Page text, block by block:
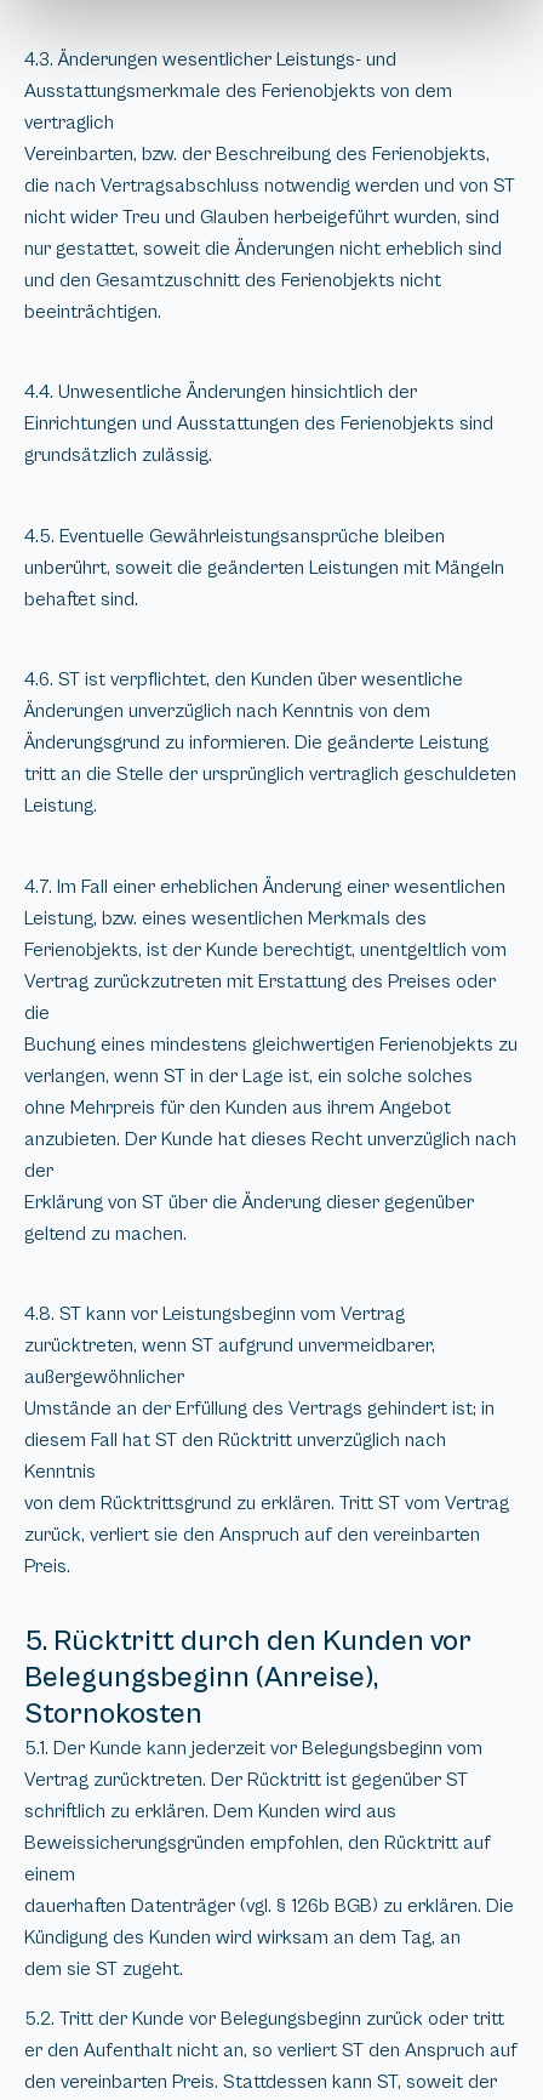
4.3. Änderungen wesentlicher Leistungs- und
Ausstattungsmerkmale des Ferienobjekts von dem
vertraglich
Vereinbarten, bzw. der Beschreibung des Ferienobjekts,
die nach Vertragsabschluss notwendig werden und von ST
nicht wider Treu und Glauben herbeigeführt wurden, sind
nur gestattet, soweit die Änderungen nicht erheblich sind
und den Gesamtzuschnitt des Ferienobjekts nicht
beeinträchtigen.
4.4. Unwesentliche Änderungen hinsichtlich der
Einrichtungen und Ausstattungen des Ferienobjekts sind
grundsätzlich zulässig.
4.5. Eventuelle Gewährleistungsansprüche bleiben
unberührt, soweit die geänderten Leistungen mit Mängeln
behaftet sind.
4.6. ST ist verpflichtet, den Kunden über wesentliche
Änderungen unverzüglich nach Kenntnis von dem
Änderungsgrund zu informieren. Die geänderte Leistung
tritt an die Stelle der ursprünglich vertraglich geschuldeten
Leistung.
4.7. Im Fall einer erheblichen Änderung einer wesentlichen
Leistung, bzw. eines wesentlichen Merkmals des
Ferienobjekts, ist der Kunde berechtigt, unentgeltlich vom
Vertrag zurückzutreten mit Erstattung des Preises oder
die
Buchung eines mindestens gleichwertigen Ferienobjekts zu
verlangen, wenn ST in der Lage ist, ein solche solches
ohne Mehrpreis für den Kunden aus ihrem Angebot
anzubieten. Der Kunde hat dieses Recht unverzüglich nach
der
Erklärung von ST über die Änderung dieser gegenüber
geltend zu machen.
4.8. ST kann vor Leistungsbeginn vom Vertrag
zurücktreten, wenn ST aufgrund unvermeidbarer,
außergewöhnlicher
Umstände an der Erfüllung des Vertrags gehindert ist; in
diesem Fall hat ST den Rücktritt unverzüglich nach
Kenntnis
von dem Rücktrittsgrund zu erklären. Tritt ST vom Vertrag
zurück, verliert sie den Anspruch auf den vereinbarten
Preis.
5. Rücktritt durch den Kunden vor
Belegungsbeginn (Anreise),
Stornokosten
5.1. Der Kunde kann jederzeit vor Belegungsbeginn vom
Vertrag zurücktreten. Der Rücktritt ist gegenüber ST
schriftlich zu erklären. Dem Kunden wird aus
Beweissicherungsgründen empfohlen, den Rücktritt auf
einem
dauerhaften Datenträger (vgl. § 126b BGB) zu erklären. Die
Kündigung des Kunden wird wirksam an dem Tag, an
dem sie ST zugeht.
5.2. Tritt der Kunde vor Belegungsbeginn zurück oder tritt
er den Aufenthalt nicht an, so verliert ST den Anspruch auf
den vereinbarten Preis. Stattdessen kann ST, soweit der